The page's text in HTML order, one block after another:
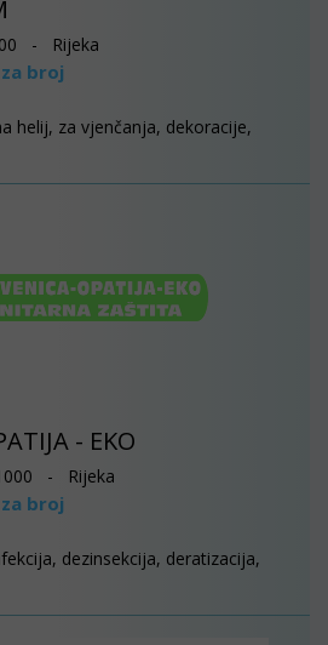
- Rijeka
broj
helij, za vjenčanja, dekoracije,
- EKO
- Rijeka
broj
dezinsekcija, deratizacija,